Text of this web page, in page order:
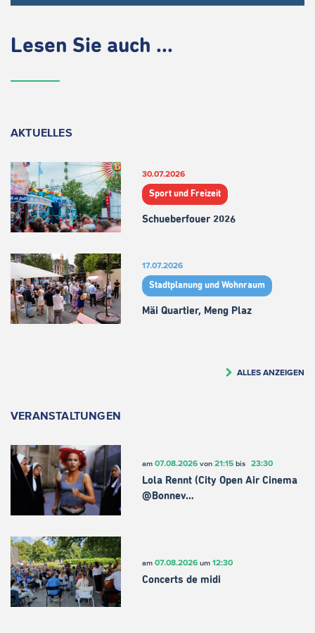
Lesen Sie auch ...
AKTUELLES
30.07.2026
Sport und Freizeit
Schueberfouer 2026
17.07.2026
Stadtplanung und Wohnraum
Mäi Quartier, Meng Plaz
ALLES ANZEIGEN
VERANSTALTUNGEN
am 07.08.2026von 21:15bis 23:30
Lola Rennt (City Open Air Cinema
@Bonnev…
am 07.08.2026um 12:30
Concerts de midi